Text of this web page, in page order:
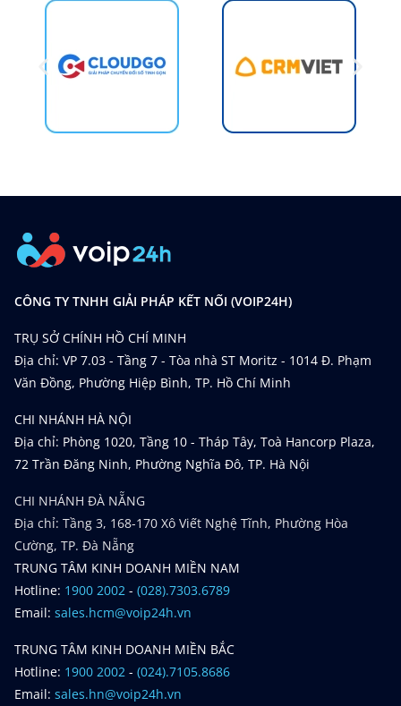
CÔNG TY TNHH GIẢI PHÁP KẾT NỐI (VOIP24H)
TRỤ SỞ CHÍNH HỒ CHÍ MINH
Địa chỉ: VP 7.03 - Tầng 7 - Tòa nhà ST Moritz - 1014 Đ. Phạm
Văn Đồng, Phường Hiệp Bình, TP. Hồ Chí Minh
CHI NHÁNH HÀ NỘI
Địa chỉ: Phòng 1020, Tầng 10 - Tháp Tây, Toà Hancorp Plaza,
72 Trần Đăng Ninh, Phường Nghĩa Đô, TP. Hà Nội
CHI NHÁNH ĐÀ NẴNG
Địa chỉ: Tầng 3, 168-170 Xô Viết Nghệ Tĩnh, Phường Hòa
Cường, TP. Đà Nẵng
TRUNG TÂM KINH DOANH MIỀN NAM
Hotline: 1900 2002 - (028).7303.6789
Email: sales.hcm@voip24h.vn
TRUNG TÂM KINH DOANH MIỀN BẮC
Hotline: 1900 2002 - (024).7105.8686
Email: sales.hn@voip24h.vn